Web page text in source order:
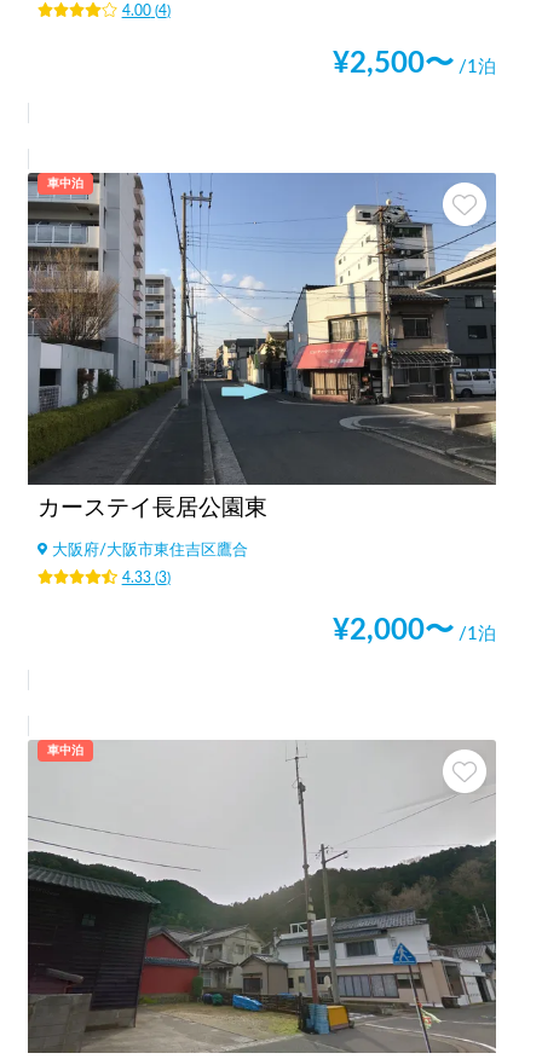
4.00(4)
¥2,500〜 /1泊
車中泊
カーステイ長居公園東
大阪府/大阪市東住吉区鷹合
4.33(3)
¥2,000〜 /1泊
車中泊